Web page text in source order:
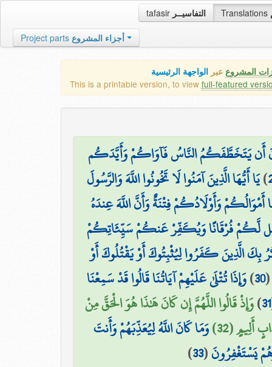
tafasir التفاسيــر Translations
Project parts أجزاء المشروع
المشروع عبر الواجهة الرئيسية
This is a printable version, to view full-featured
أَن يَتَخَطَّفَكُمُ النَّاسُ فَآوَاكُمْ وَأَيَّدَكُم
)يَا أَيُّهَا الَّذِينَ آمَنُوا لَا تَخُونُوا اللَّهَ وَالرَّسُولَ
أَمْوَالُكُمْ وَأَوْلَادُكُمْ فِتْنَةٌ وَأَنَّ اللَّهَ عِندَهُ
يَجْعَل لَّكُمْ فُرْقَانًا وَيُكَفِّرْ عَنكُمْ سَيِّئَاتِكُمْ
بِكَ الَّذِينَ كَفَرُوا لِيُثْبِتُوكَ أَوْ يَقْتُلُوكَ أَوْ
30
)وَإِذَا تُتْلَىٰ عَلَيْهِمْ آيَاتُنَا قَالُوا قَدْ سَمِعْنَا
31
)وَإِذْ قَالُوا اللَّهُمَّ إِن كَانَ هَٰذَا هُوَ الْحَقَّ مِنْ
(32)
وَمَا كَانَ اللَّهُ لِيُعَذِّبَهُمْ وَأَنتَ
يَسْتَغْفِرُونَ(
33
)